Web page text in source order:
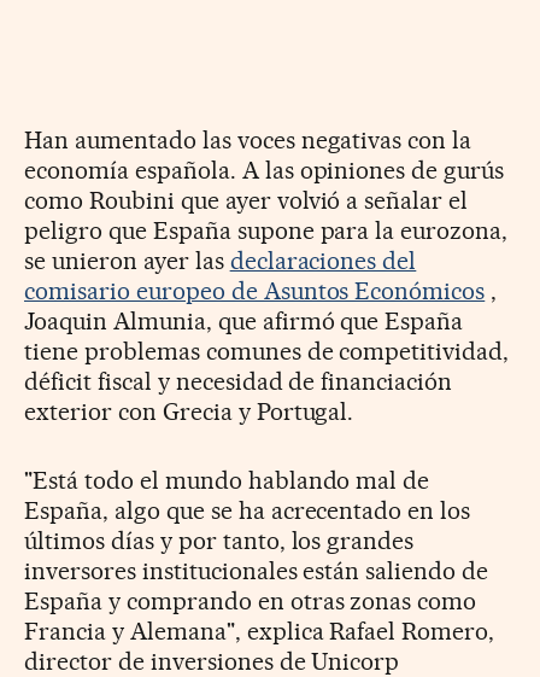
Han aumentado las voces negativas con la
economía española. A las opiniones de gurús
como Roubini que ayer volvió a señalar el
peligro que España supone para la eurozona,
se unieron ayer las declaraciones del
comisario europeo de Asuntos Económicos ,
Joaquin Almunia, que afirmó que España
tiene problemas comunes de competitividad,
déficit fiscal y necesidad de financiación
exterior con Grecia y Portugal.
"Está todo el mundo hablando mal de
España, algo que se ha acrecentado en los
últimos días y por tanto, los grandes
inversores institucionales están saliendo de
España y comprando en otras zonas como
Francia y Alemana", explica Rafael Romero,
director de inversiones de Unicorp